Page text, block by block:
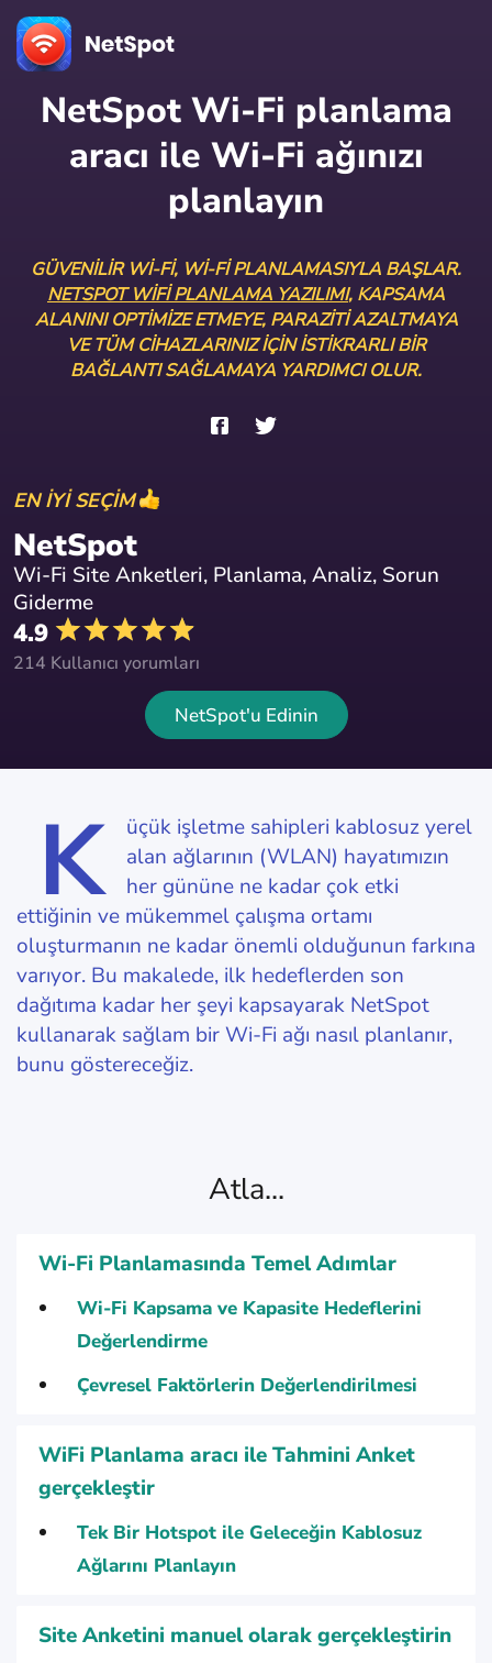
NetSpot Wi-Fi planlama
aracı ile Wi-Fi ağınızı
planlayın
GÜVENILIR WI-FI, WI-FI PLANLAMASIYLA BAŞLAR.
NETSPOT WIFI PLANLAMA YAZILIMI, KAPSAMA
ALANINI OPTIMIZE ETMEYE, PARAZITI AZALTMAYA
VE TÜM CIHAZLARINIZ IÇIN ISTIKRARLI BIR
BAĞLANTI SAĞLAMAYA YARDIMCI OLUR.
EN İYİ SEÇİM
NetSpot
Wi-Fi Site Anketleri, Planlama, Analiz, Sorun
Giderme
4.9
214 Kullanıcı yorumları
NetSpot'u Edinin
K
üçük işletme sahipleri kablosuz yerel
alan ağlarının (WLAN) hayatımızın
her gününe ne kadar çok etki
ettiğinin ve mükemmel çalışma ortamı
oluşturmanın ne kadar önemli olduğunun farkına
varıyor. Bu makalede, ilk hedeflerden son
dağıtıma kadar her şeyi kapsayarak NetSpot
kullanarak sağlam bir Wi-Fi ağı nasıl planlanır,
bunu göstereceğiz.
Atla...
Wi-Fi Planlamasında Temel Adımlar
Wi-Fi Kapsama ve Kapasite Hedeflerini
Değerlendirme
Çevresel Faktörlerin Değerlendirilmesi
WiFi Planlama aracı ile Tahmini Anket
gerçekleştir
Tek Bir Hotspot ile Geleceğin Kablosuz
Ağlarını Planlayın
Site Anketini manuel olarak gerçekleştirin